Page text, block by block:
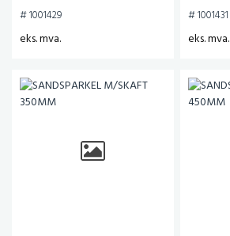
# 1001429
eks. mva.
# 1001431
eks. mva.